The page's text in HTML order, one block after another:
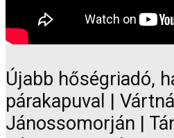
Újabb hőségriadó,
párakapuval |
Jánossomorján |